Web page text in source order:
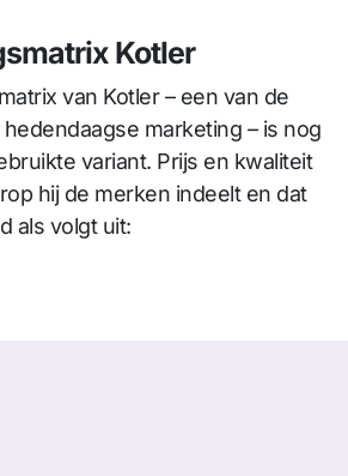
Kotler
van Kotler – een van de
marketing – is nog
variant. Prijs en kwaliteit
hij de merken indeelt en dat
als volgt uit: